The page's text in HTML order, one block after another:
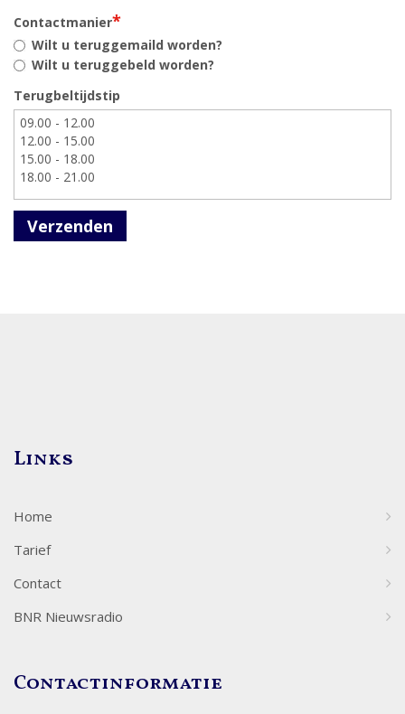
Contactmanier*
Wilt u teruggemaild worden?
Wilt u teruggebeld worden?
Terugbeltijdstip
Verzenden
Links
Home
Tarief
Contact
BNR Nieuwsradio
Contactinformatie